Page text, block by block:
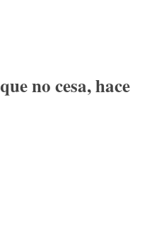
no cesa, hace